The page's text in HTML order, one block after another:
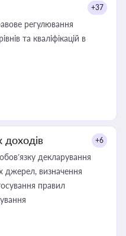
+37
регулювання
та кваліфікацій в
доходів +6
декларування
джерел, визначення
правил